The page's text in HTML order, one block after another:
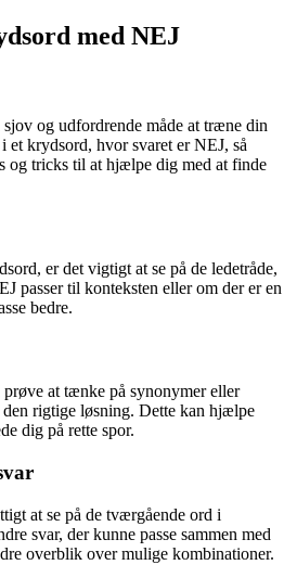
med NEJ
og udfordrende måde at træne din
et krydsord, hvor svaret er NEJ, så
og tricks til at hjælpe dig med at finde
er det vigtigt at se på de ledetråde,
passer til konteksten eller om der er en
bedre.
at tænke på synonymer eller
rigtige løsning. Dette kan hjælpe
dig på rette spor.
at se på de tværgående ord i
svar, der kunne passe sammen med
overblik over mulige kombinationer.